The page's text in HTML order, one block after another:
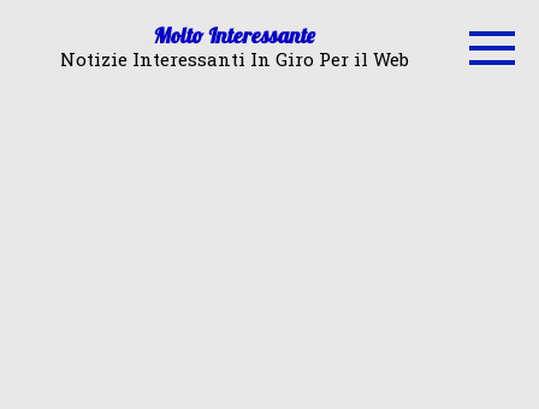
Molto Interessante
Notizie Interessanti In Giro Per il Web